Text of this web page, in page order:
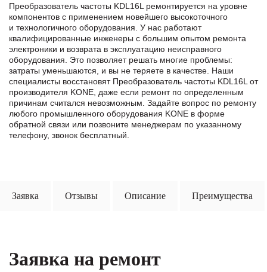
Преобразователь частоты KDL16L ремонтируется на уровне
компонентов с применением новейшего высокоточного
и технологичного оборудования. У нас работают
квалифицированные инженеры с большим опытом ремонта
электроники и возврата в эксплуатацию неисправного
оборудования. Это позволяет решать многие проблемы:
затраты уменьшаются, и вы не теряете в качестве. Наши
специалисты восстановят Преобразователь частоты KDL16L от
производителя KONE, даже если ремонт по определенным
причинам считался невозможным. Задайте вопрос по ремонту
любого промышленного оборудования KONE в формe
обратной связи или позвоните менеджерам по указанному
телефону, звонок бесплатный.
Заявка Отзывы Описание Преимущества
Заявка на ремонт